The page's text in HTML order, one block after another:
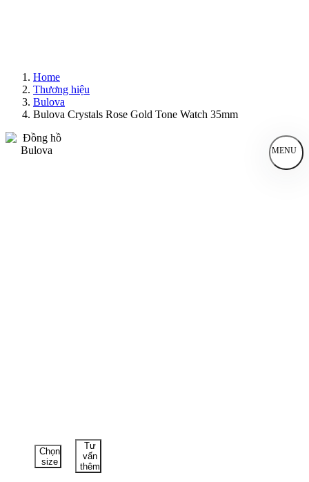
Home
Thương hiệu
Bulova
Bulova Crystals Rose Gold Tone Watch 35mm
MENU
Chọn
size
Tư
vấn
thêm